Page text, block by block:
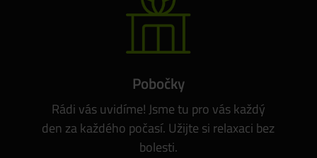
Pobočky
Rádi vás uvidíme! Jsme tu pro vás každý
den za každého počasí. Užijte si relaxaci bez
bolesti.